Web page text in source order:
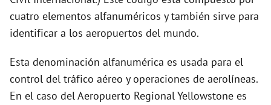
cuatro elementos alfanuméricos y también sirve para
identificar a los aeropuertos del mundo.
Esta denominación alfanumérica es usada para el
control del tráfico aéreo y operaciones de aerolíneas.
En el caso del Aeropuerto Regional Yellowstone es